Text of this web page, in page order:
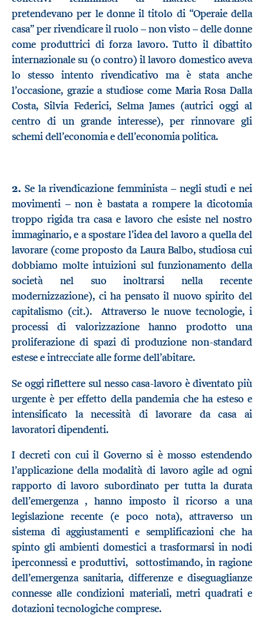
pretendevano per le donne il titolo di “Operaie della
casa” per rivendicare il ruolo – non visto – delle donne
come produttrici di forza lavoro. Tutto il dibattito
internazionale su (o contro) il lavoro domestico aveva
lo stesso intento rivendicativo ma è stata anche
l’occasione, grazie a studiose come Maria Rosa Dalla
Costa, Silvia Federici, Selma James (autrici oggi al
centro di un grande interesse), per rinnovare gli
schemi dell’economia e dell’economia politica.
2. Se la rivendicazione femminista – negli studi e nei
movimenti – non è bastata a rompere la dicotomia
troppo rigida tra casa e lavoro che esiste nel nostro
immaginario, e a spostare l’idea del lavoro a quella del
lavorare (come proposto da Laura Balbo, studiosa cui
dobbiamo molte intuizioni sul funzionamento della
società nel suo inoltrarsi nella recente
modernizzazione), ci ha pensato il nuovo spirito del
capitalismo (cit.). Attraverso le nuove tecnologie, i
processi di valorizzazione hanno prodotto una
proliferazione di spazi di produzione non-standard
estese e intrecciate alle forme dell’abitare.
Se oggi riflettere sul nesso casa-lavoro è diventato più
urgente è per effetto della pandemia che ha esteso e
intensificato la necessità di lavorare da casa ai
lavoratori dipendenti.
I decreti con cui il Governo si è mosso estendendo
l’applicazione della modalità di lavoro agile ad ogni
rapporto di lavoro subordinato per tutta la durata
dell’emergenza , hanno imposto il ricorso a una
legislazione recente (e poco nota), attraverso un
sistema di aggiustamenti e semplificazioni che ha
spinto gli ambienti domestici a trasformarsi in nodi
iperconnessi e produttivi, sottostimando, in ragione
dell’emergenza sanitaria, differenze e diseguaglianze
connesse alle condizioni materiali, metri quadrati e
dotazioni tecnologiche comprese.